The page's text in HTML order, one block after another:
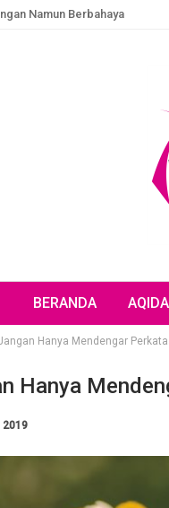
Namun Berbahaya
BERANDA
Hanya Mendengar
Hanya
2019